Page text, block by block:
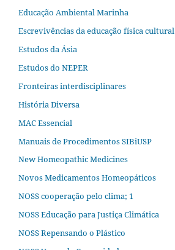
Educação Ambiental Marinha
Escrevivências da educação física cultural
Estudos da Ásia​
Estudos do NEPER
Fronteiras interdisciplinares
História Diversa
MAC Essencial
Manuais de Procedimentos SIBiUSP
New Homeopathic Medicines
Novos Medicamentos Homeopáticos
NOSS cooperação pelo clima; 1
NOSS Educação para Justiça Climática
NOSS Repensando o Plástico